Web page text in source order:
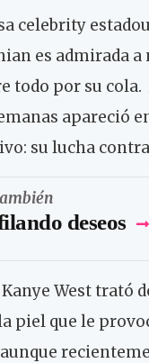
celebrity
es admirada a
todo por su cola.
apareció
su lucha
deseos
West trató
piel que le